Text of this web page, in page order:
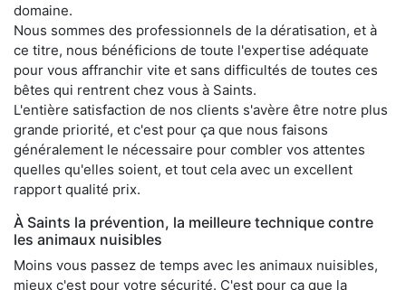
domaine.
Nous sommes des professionnels de la dératisation, et à
ce titre, nous bénéficions de toute l'expertise adéquate
pour vous affranchir vite et sans difficultés de toutes ces
bêtes qui rentrent chez vous à Saints.
L'entière satisfaction de nos clients s'avère être notre plus
grande priorité, et c'est pour ça que nous faisons
généralement le nécessaire pour combler vos attentes
quelles qu'elles soient, et tout cela avec un excellent
rapport qualité prix.
À Saints la prévention, la meilleure technique contre
les animaux nuisibles
Moins vous passez de temps avec les animaux nuisibles,
mieux c'est pour votre sécurité. C'est pour ça que la